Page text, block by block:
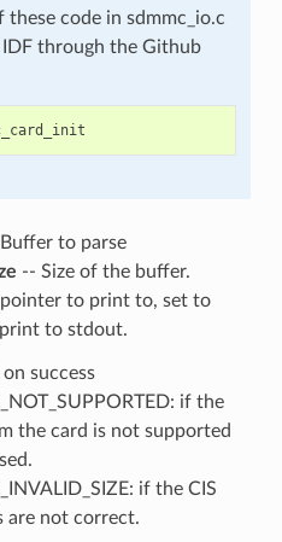
these code in sdmmc_io.c
through the Github
to parse
-- Size of the buffer.
to print to, set to
to stdout.
on success
if the
the card is not supported
if the CIS
are not correct.